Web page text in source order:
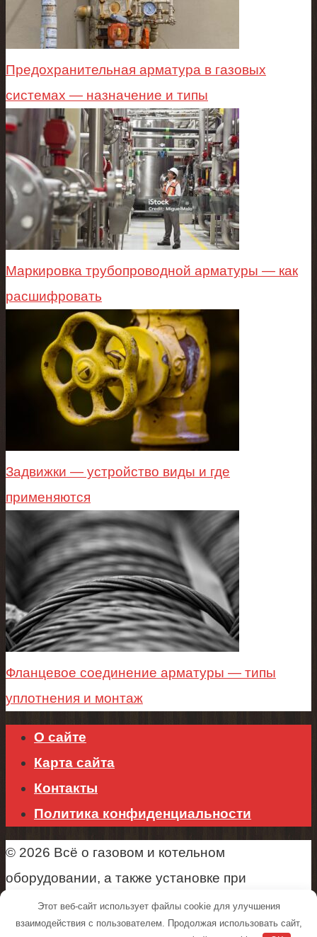
Предохранительная арматура в газовых
системах — назначение и типы
Маркировка трубопроводной арматуры — как
расшифровать
Задвижки — устройство виды и где
применяются
Фланцевое соединение арматуры — типы
уплотнения и монтаж
О сайте
Карта сайта
Контакты
Политика конфиденциальности
© 2026 Всё о газовом и котельном
оборудовании, а также установке при
строительстве.
Этот веб-сайт использует файлы cookie для улучшения
взаимодействия с пользователем. Продолжая использовать сайт,